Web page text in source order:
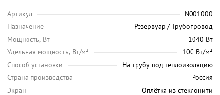
Артикул
N001000
Назначение
Резервуар / Трубопровод
Мощность, Вт
1040 Вт
Удельная мощность, Вт/м²
100 Вт/м²
Способ установки
На трубу под теплоизоляцию
Страна производства
Россия
Экран
Оплётка из стеклонити